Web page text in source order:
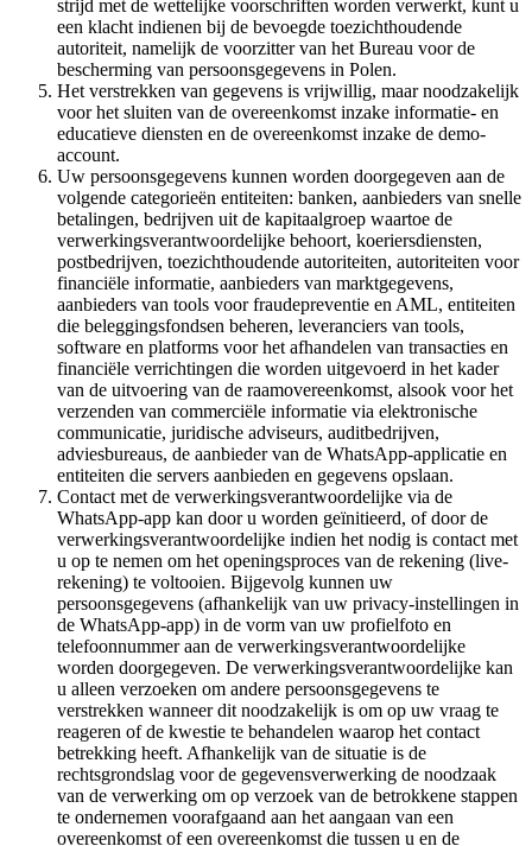
strijd met de wettelijke voorschriften worden verwerkt, kunt u
een klacht indienen bij de bevoegde toezichthoudende
autoriteit, namelijk de voorzitter van het Bureau voor de
bescherming van persoonsgegevens in Polen.
Het verstrekken van gegevens is vrijwillig, maar noodzakelijk
voor het sluiten van de overeenkomst inzake informatie- en
educatieve diensten en de overeenkomst inzake de demo-
account.
Uw persoonsgegevens kunnen worden doorgegeven aan de
volgende categorieën entiteiten: banken, aanbieders van snelle
betalingen, bedrijven uit de kapitaalgroep waartoe de
verwerkingsverantwoordelijke behoort, koeriersdiensten,
postbedrijven, toezichthoudende autoriteiten, autoriteiten voor
financiële informatie, aanbieders van marktgegevens,
aanbieders van tools voor fraudepreventie en AML, entiteiten
die beleggingsfondsen beheren, leveranciers van tools,
software en platforms voor het afhandelen van transacties en
financiële verrichtingen die worden uitgevoerd in het kader
van de uitvoering van de raamovereenkomst, alsook voor het
verzenden van commerciële informatie via elektronische
communicatie, juridische adviseurs, auditbedrijven,
adviesbureaus, de aanbieder van de WhatsApp-applicatie en
entiteiten die servers aanbieden en gegevens opslaan.
Contact met de verwerkingsverantwoordelijke via de
WhatsApp-app kan door u worden geïnitieerd, of door de
verwerkingsverantwoordelijke indien het nodig is contact met
u op te nemen om het openingsproces van de rekening (live-
rekening) te voltooien. Bijgevolg kunnen uw
persoonsgegevens (afhankelijk van uw privacy-instellingen in
de WhatsApp-app) in de vorm van uw profielfoto en
telefoonnummer aan de verwerkingsverantwoordelijke
worden doorgegeven. De verwerkingsverantwoordelijke kan
u alleen verzoeken om andere persoonsgegevens te
verstrekken wanneer dit noodzakelijk is om op uw vraag te
reageren of de kwestie te behandelen waarop het contact
betrekking heeft. Afhankelijk van de situatie is de
rechtsgrondslag voor de gegevensverwerking de noodzaak
van de verwerking om op verzoek van de betrokkene stappen
te ondernemen voorafgaand aan het aangaan van een
overeenkomst of een overeenkomst die tussen u en de